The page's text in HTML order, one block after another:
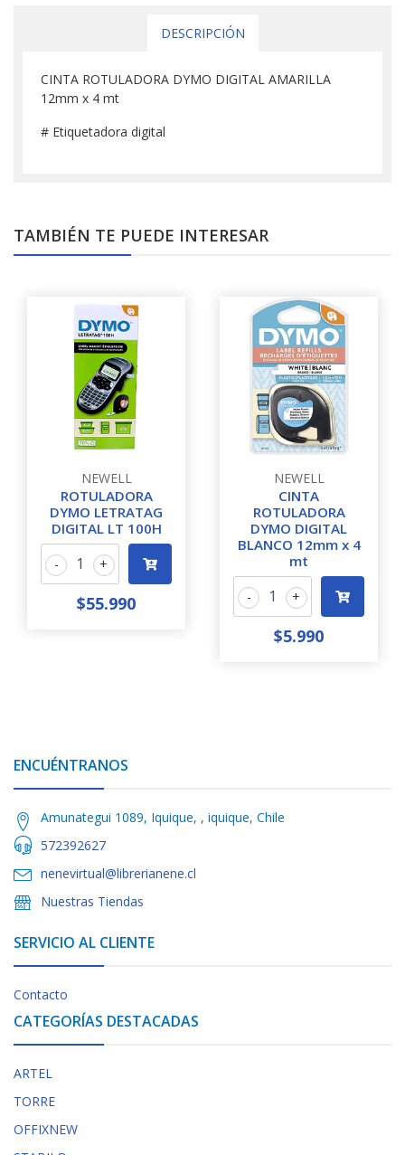
DESCRIPCIÓN
CINTA ROTULADORA DYMO DIGITAL AMARILLA
12mm x 4 mt
# Etiquetadora digital
TAMBIÉN TE PUEDE INTERESAR
NEWELL
ROTULADORA
DYMO LETRATAG
DIGITAL LT 100H
+
-
$55.990
NEWELL
CINTA
ROTULADORA
DYMO DIGITAL
BLANCO 12mm x 4
mt
+
-
$5.990
ENCUÉNTRANOS
Amunategui 1089, Iquique, , iquique, Chile
572392627
nenevirtual@librerianene.cl
Nuestras Tiendas
SERVICIO AL CLIENTE
Contacto
CATEGORÍAS DESTACADAS
ARTEL
TORRE
OFFIXNEW